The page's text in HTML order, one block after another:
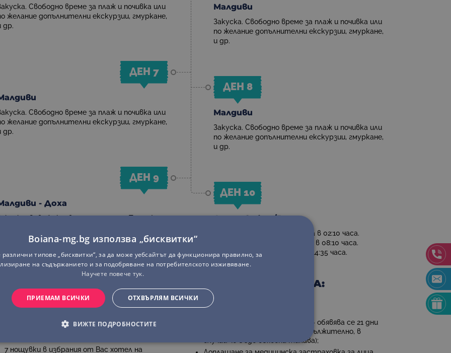
Свободно време за плаж и почивка или
желание допълнителни екскурзии, гмуркане,
др.
Малдиви
Закуска. Свободно време за плаж и почивка или
по желание допълнителни екскурзии, гмуркане,
и др.
ДЕН 7
Свободно време за плаж и почивка или
желание допълнителни екскурзии, гмуркане,
др.
ДЕН 8
Малдиви
Закуска. Свободно време за плаж и почивка или
по желание допълнителни екскурзии, гмуркане,
и др.
ДЕН 9
- Доха
Освобождаване на стаята. Трансфер
ДЕН 10
Доха - София/Варна
Кацане на летището в Доха в 02:10 часа.
Излитане от Доха за София в 08:10 часа.
Кацане на летище София в 14:35 часа.
Самолетен билет София/Варна - Доха - Мале -
Доха - София/Варна на авикомпания „Qatar
1 брой ръчен багаж до 10 кг. и 1 брой чекиран
7 нощувки в избрания от Вас хотел на
ЦЕНАТА НЕ ВКЛЮЧВА:
Разходи от личен характер;
Допълнителни екскурзии;
Такса гориво и вредни емисии - обявява се 21 дни
преди полета (доплаща се задължително, в
случай че бъде обявена такава);
Boiana-mg.bg използва „бисквитки“
типове „бисквитки“, за да може уебсайтът да функционира правилно, за
на съдържанието и за подобряване на потребителското изживяване.
Научете повече тук.
ПРИЕМАМ ВСИЧКИ ОТХВЪРЛЯМ ВСИЧКИ
ВИЖТЕ ПОДРОБНОСТИТЕ